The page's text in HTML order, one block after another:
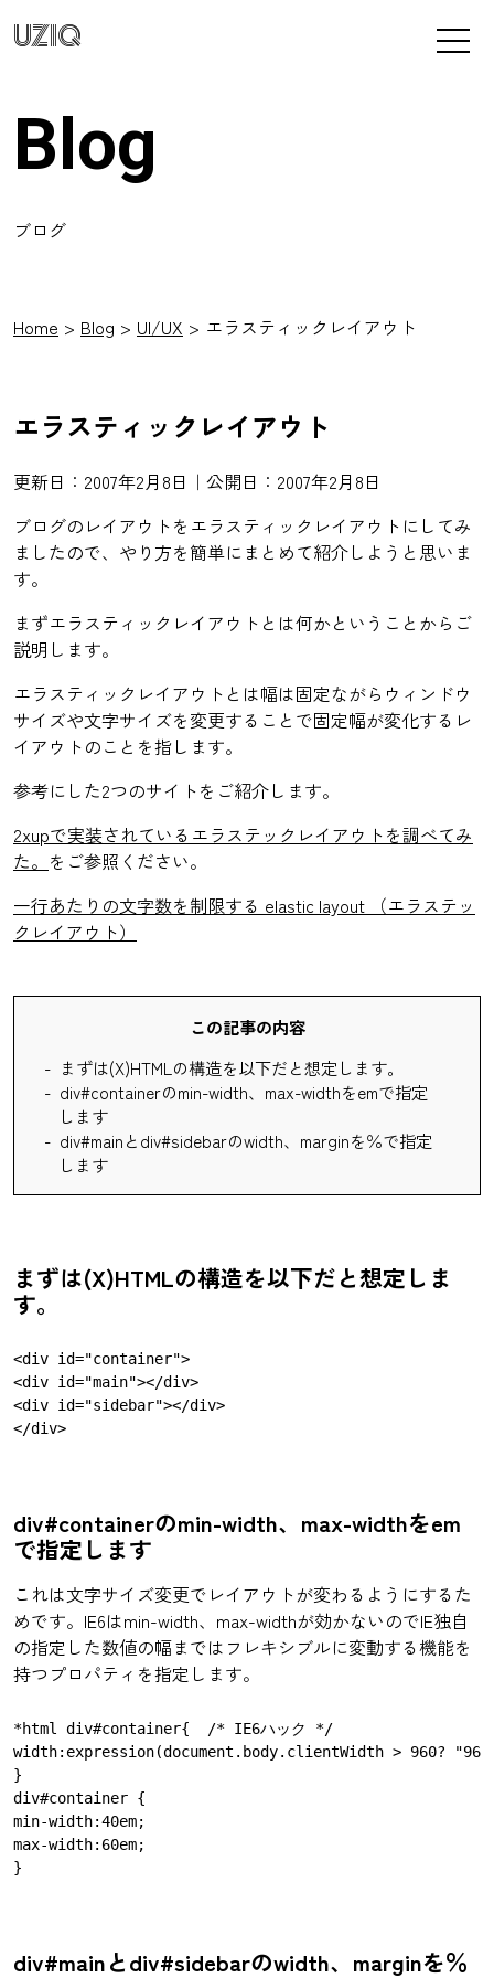
UZIQ
Blog
ブログ
Home Blog UI/UX エラスティックレイアウト
エラスティックレイアウト
更新日：2007年2月8日｜公開日：2007年2月8日
ブログのレイアウトをエラスティックレイアウトにしてみ
ましたので、やり方を簡単にまとめて紹介しようと思いま
す。
まずエラスティックレイアウトとは何かということからご
説明します。
エラスティックレイアウトとは幅は固定ながらウィンドウ
サイズや文字サイズを変更することで固定幅が変化するレ
イアウトのことを指します。
参考にした2つのサイトをご紹介します。
2xupで実装されているエラステックレイアウトを調べてみ
た。 をご参照ください。
一行あたりの文字数を制限する elastic layout （エラステッ
クレイアウト）
この記事の内容
まずは(X)HTMLの構造を以下だと想定します。
div#containerのmin-width、max-widthをemで指定
します
div#mainとdiv#sidebarのwidth、marginを％で指定
します
まずは(X)HTMLの構造を以下だと想定しま
す。
<div id="container">
<div id="main"></div>
<div id="sidebar"></div>
div#containerのmin-width、max-widthをem
で指定します
これは文字サイズ変更でレイアウトが変わるようにするた
めです。IE6はmin-width、max-widthが効かないのでIE独自
の指定した数値の幅まではフレキシブルに変動する機能を
持つプロパティを指定します。
*html div#container{  /* IE6ハック */
width:expression(document.body.clientWidth > 960?
}
div#container {
min-width:40em;
max-width:60em;
div#mainとdiv#sidebarのwidth、marginを％